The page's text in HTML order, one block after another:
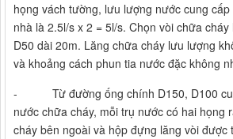
họng vách tường, lưu lượng nước cung
nhà là 2.5l/s x 2 = 5l/s. Chọn vòi chữa
D50 dài 20m. Lăng chữa cháy lưu lượng
và khoảng cách phun tia nước đặc không
- Từ đường ống chính D150, D100
nước chữa cháy, mỗi trụ nước có hai họng
cháy bên ngoài và hộp đựng lăng vòi được